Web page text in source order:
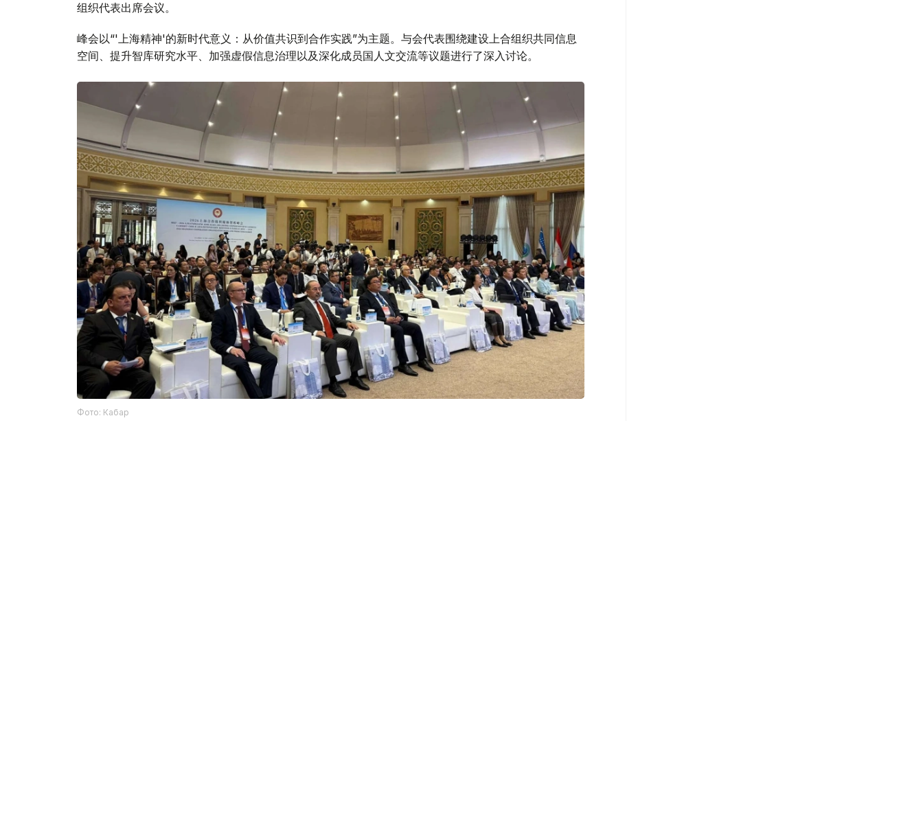
组织代表出席会议。
峰会以“'上海精神'的新时代意义：从价值共识到合作实践”为主题。与会代表围绕建设上合组织共同信息
空间、提升智库研究水平、加强虚假信息治理以及深化成员国人文交流等议题进行了深入讨论。
Фото: Кабар